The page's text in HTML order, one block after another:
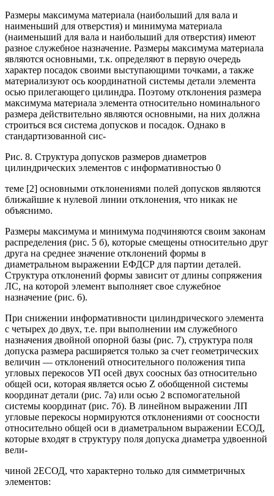
Размеры максимума материала (наибольший для вала и
наименьший для отверстия) и минимума материала
(наименьший для вала и наибольший для отверстия) имеют
разное служебное назначение. Размеры максимума материала
являются основными, т.к. определяют в первую очередь
характер посадок своими выступающими точками, а также
материализуют ось координатной системы детали элемента
осью прилегающего цилиндра. Поэтому отклонения размера
максимума материала элемента относительно номинального
размера действительно являются основными, на них должна
строиться вся система допусков и посадок. Однако в
стандартизованной сис-
Рис. 8. Структура допусков размеров диаметров
цилиндрических элементов с информативностью 0
теме [2] основными отклонениями полей допусков являются
ближайшие к нулевой линии отклонения, что никак не
объяснимо.
Размеры максимума и минимума подчиняются своим законам
распределения (рис. 5 б), которые смещены относительно друг
друга на среднее значение отклонений формы в
диаметральном выражении ЕФДСР для партии деталей.
Структура отклонений формы зависит от длины сопряжения
ЛС, на которой элемент выполняет свое служебное
назначение (рис. 6).
При снижении информативности цилиндрического элемента
с четырех до двух, т.е. при выполнении им служебного
назначения двойной опорной базы (рис. 7), структура поля
допуска размера расширяется только за счет геометрических
величин — отклонений относительного положения типа
угловых перекосов УП осей двух соосных баз относительно
общей оси, которая является осью Z обобщенной системы
координат детали (рис. 7а) или осью 2 вспомогательной
системы координат (рис. 7б). В линейном выражении ЛП
угловые перекосы нормируются отклонениями от соосности
относительно общей оси в диаметральном выражении ЕСОД,
которые входят в структуру поля допуска диаметра удвоенной
вели-
чиной 2ЕСОД, что характерно только для симметричных
элементов: